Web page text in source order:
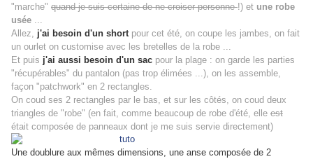
"marche" quand je suis certaine de ne croiser personne!) et une robe
usée ...
Allez, j'ai besoin d'un short pour cet été, on coupe les jambes, on fait
un ourlet on customise avec les bretelles de la robe ...
Et puis j'ai aussi besoin d'un sac pour la plage : on garde les parties
"récupérables" du pantalon (pas trop élimées ...), on les assemble,
façon "patchwork" en 2 rectangles.
On coud ses 2 rectangles par le bas, et sur les côtés, on coud deux
triangles de "robe" (en fait, comme beaucoup de robe d'été, elle est
était composée de panneaux dont je me suis servie directement)
Une doublure aux mêmes dimensions, une anse composée de 2